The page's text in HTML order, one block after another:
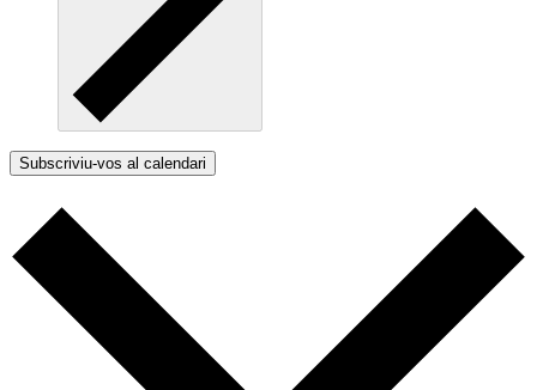
Subscriviu-vos al calendari